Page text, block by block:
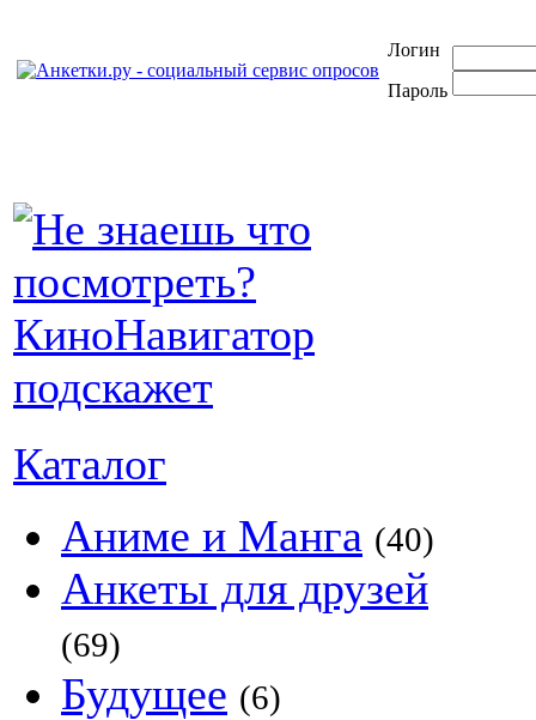
Логин
Пароль
Каталог
Аниме и Манга (40)
Анкеты для друзей
(69)
Будущее (6)